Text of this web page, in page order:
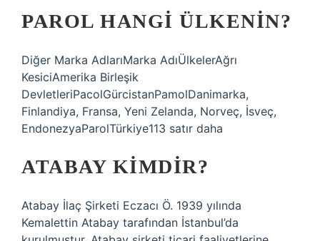
PAROL HANGI ÜLKENIN?
Diğer Marka AdlarıMarka AdıÜlkelerAğrı
KesiciAmerika Birleşik
DevletleriPacolGürcistanPamolDanimarka,
Finlandiya, Fransa, Yeni Zelanda, Norveç, İsveç,
EndonezyaParolTürkiye113 satır daha
ATABAY KIMDIR?
Atabay İlaç Şirketi Eczacı Ö. 1939 yılında
Kemalettin Atabay tarafından İstanbul’da